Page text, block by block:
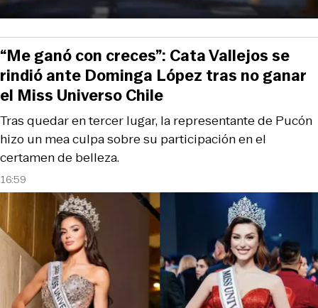
16:59
Tras quedar en tercer lugar, la representante de Pucón
hizo un mea culpa sobre su participación en el
certamen de belleza.
“Me ganó con creces”: Cata Vallejos se
rindió ante Dominga López tras no ganar
el Miss Universo Chile